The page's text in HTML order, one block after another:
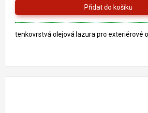
5
hvězdiček.
tenkovrstvá olejová lazura pro exteriérové